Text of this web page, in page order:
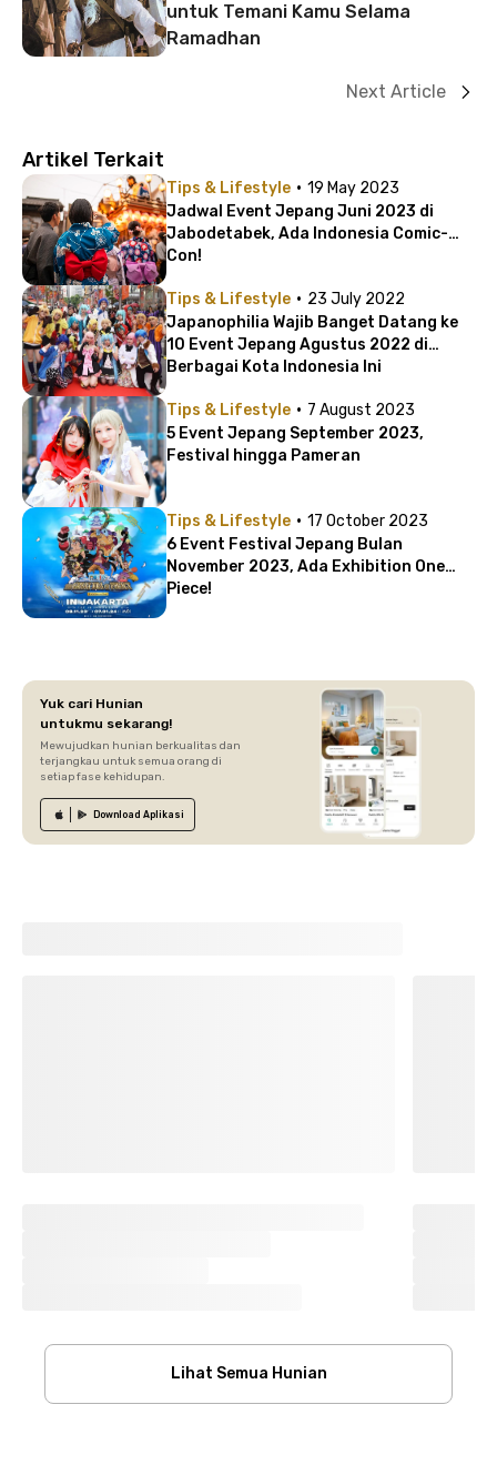
untuk Temani Kamu Selama
Ramadhan
Next Article
Artikel Terkait
Tips & Lifestyle · 19 May 2023
Jadwal Event Jepang Juni 2023 di
Jabodetabek, Ada Indonesia Comic-
Con!
Tips & Lifestyle · 23 July 2022
Japanophilia Wajib Banget Datang ke
10 Event Jepang Agustus 2022 di
Berbagai Kota Indonesia Ini
Tips & Lifestyle · 7 August 2023
5 Event Jepang September 2023,
Festival hingga Pameran
Tips & Lifestyle · 17 October 2023
6 Event Festival Jepang Bulan
November 2023, Ada Exhibition One
Piece!
Yuk cari Hunian
untukmu sekarang!
Mewujudkan hunian berkualitas dan
terjangkau untuk semua orang di
setiap fase kehidupan.
Download Aplikasi
Lihat Semua Hunian